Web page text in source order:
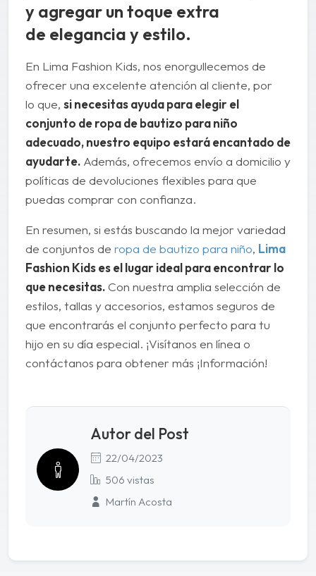
y agregar un toque extra
de elegancia y estilo.
En Lima Fashion Kids, nos enorgullecemos de
ofrecer una excelente atención al cliente, por
lo que, si necesitas ayuda para elegir el
conjunto de ropa de bautizo para niño
adecuado, nuestro equipo estará encantado de
ayudarte. Además, ofrecemos envío a domicilio y
políticas de devoluciones flexibles para que
puedas comprar con confianza.
En resumen, si estás buscando la mejor variedad
de conjuntos de ropa de bautizo para niño, Lima
Fashion Kids es el lugar ideal para encontrar lo
que necesitas.Con nuestra amplia selección de
estilos, tallas y accesorios, estamos seguros de
que encontrarás el conjunto perfecto para tu
hijo en su día especial. ¡Visítanos en línea o
contáctanos para obtener más ¡Información!
Autor del Post
22/04/2023
506 vistas
Martín Acosta